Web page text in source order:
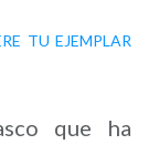
TU EJEMPLAR
que ha